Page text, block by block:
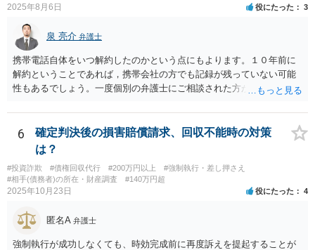
2025年8月6日 役にたった 3
泉 亮介 弁護士
携帯電話自体をいつ解約したのかという点にもよります。１０年前に
解約ということであれば，携帯会社の方でも記録が残っていない可能
性もあるでしょう。一度個別の弁護士にご相談された方が良いかと思
6
確定判決後の損害賠償請求、回収不能時の対策
は？
#投資詐欺 #債権回収代行 #200万円以上
#強制執行・差し押さえ
#相手(債務者)の所在・財産調査
#140万円超
2025年10月23日 役にたった 4
匿名A 弁護士
強制執行が成功しなくても、時効完成前に再度訴えを提起することが